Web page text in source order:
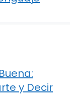
y Decir